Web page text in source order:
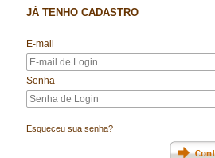
JÁ TENHO CADASTRO
E-mail
Senha
Esqueceu sua senha?